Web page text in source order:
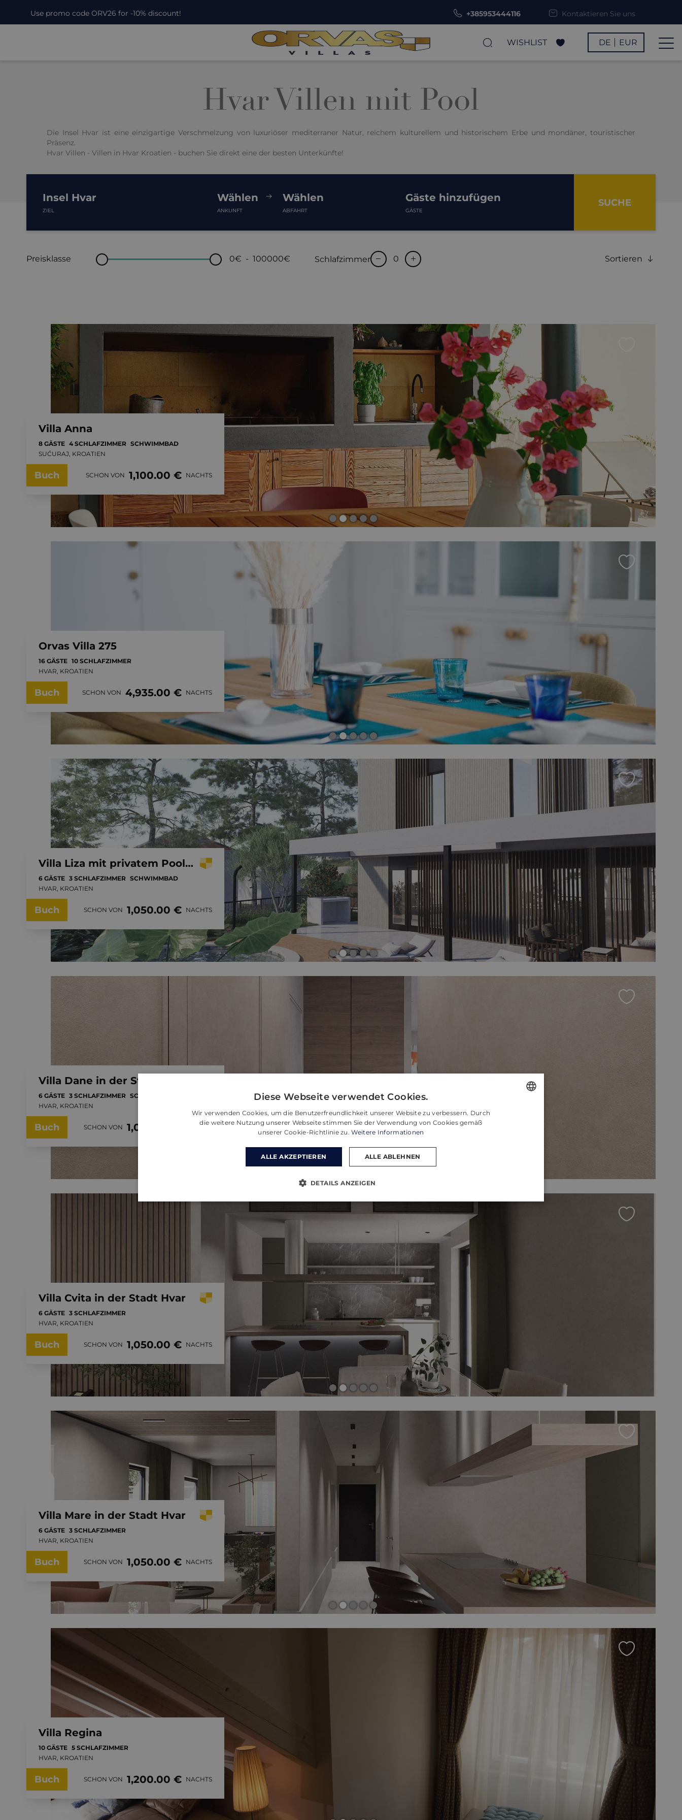
Use promo code ORV26 for -10% discount! +385953444116 Kontaktieren Sie uns
WISHLIST DE EUR
Hvar Villen mit Pool
Die Insel Hvar ist eine einzigartige Verschmelzung von luxuriöser mediterraner Natur, reichem kulturellem und historischem Erbe und mondäner, touristischer
Präsenz.
Hvar Villen - Villen in Hvar Kroatien - buchen Sie direkt eine der besten Unterkünfte!
Insel Hvar
ZIEL
Wählen
ANKUNFT
Wählen
ABFAHRT
Gäste hinzufügen
GÄSTE
SUCHE
Preisklasse 0€ - 100000€ Schlafzimmer Sortieren
Villa Anna
8 GÄSTE 4 SCHLAFZIMMER SCHWIMMBAD
SUĆURAJ, KROATIEN
Buch SCHON VON 1,100.00 € NACHTS
Orvas Villa 275
16 GÄSTE 10 SCHLAFZIMMER
HVAR, KROATIEN
Buch SCHON VON 4,935.00 € NACHTS
Villa Liza mit privatem Pool in Strandnähe
6 GÄSTE 3 SCHLAFZIMMER SCHWIMMBAD
HVAR, KROATIEN
Buch SCHON VON 1,050.00 € NACHTS
6 GÄSTE 3 SCHLAFZIMMER SCHWIMMBAD
HVAR, KROATIEN
Buch SCHON VON 1,050.00 € NACHTS
Villa Cvita in der Stadt Hvar
6 GÄSTE 3 SCHLAFZIMMER
HVAR, KROATIEN
Buch SCHON VON 1,050.00 € NACHTS
Villa Mare in der Stadt Hvar
6 GÄSTE 3 SCHLAFZIMMER
HVAR, KROATIEN
Buch SCHON VON 1,050.00 € NACHTS
Villa Regina
10 GÄSTE 5 SCHLAFZIMMER
HVAR, KROATIEN
Buch SCHON VON 1,200.00 € NACHTS
Diese Webseite verwendet Cookies.
Wir verwenden Cookies, um die Benutzerfreundlichkeit unserer Website zu verbessern. Durch
die weitere Nutzung unserer Webseite stimmen Sie der Verwendung von Cookies gemäß
unserer Cookie-Richtlinie zu. Weitere Informationen
ALLE AKZEPTIEREN ALLE ABLEHNEN
DETAILS ANZEIGEN